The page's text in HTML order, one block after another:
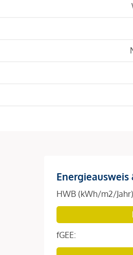
Energieausweis
HWB (kWh/m2/
fGEE: